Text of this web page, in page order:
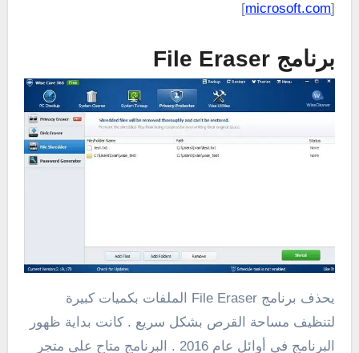
[
microsoft.com
]
برنامج File Eraser
يحذف برنامج File Eraser الملفات بكميات كبيرة
لتنظيف مساحة القرص بشكل سريع . كانت بداية ظهور
البرنامج في أوائل عام 2016 . البرنامج متاح على متجر